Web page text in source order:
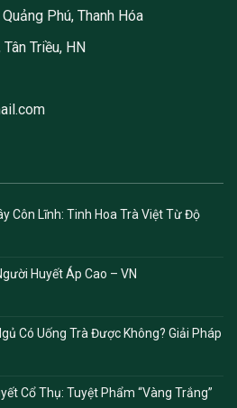
Phú, Thanh Hóa
Triều, HN
Côn Lĩnh: Tinh Hoa Trà Việt Từ Độ
Huyết Áp Cao – VN
Có Uống Trà Được Không? Giải Pháp
Cổ Thụ: Tuyệt Phẩm “Vàng Trắng”